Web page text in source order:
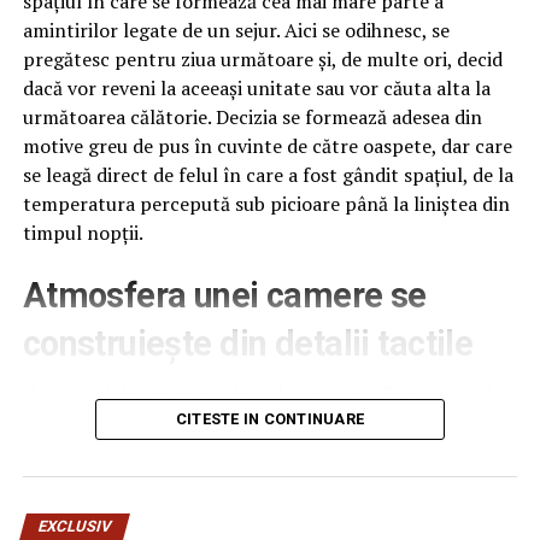
Doar domnului C. Ganea sau sa intocmeasca
cereri cu “dop” si la alte partide? Vom reveni.
(Cerasela N.).
089_29.03.2018_vanzare_teren_independentei_30
ArticolulEXCLUSIV/SE PRIVATIZEAZA-SE VINDE
Euro/m.p, mai ieftin ca in Cartierul Albert sau ca in
zonele marginase
apare prima dată înZiarul Incisiv de
ARTICOLE PE ACEIASI TEMA: PRIMA
EXPLOZIV/Soros, platit de PSD! A ajuns pur si simplu sa-i
injure pe liderii pesedisti pe banii lor! – Comisarul de
amintirilor legate de un sejur. Aici se odihnesc, se
pregătesc pentru ziua următoare și, de multe ori, decid
dacă vor reveni la aceeași unitate sau vor căuta alta la
următoarea călătorie. Decizia se formează adesea din
motive greu de pus în cuvinte de către oaspete, dar care
se leagă direct de felul în care a fost gândit spațiul, de la
temperatura percepută sub picioare până la liniștea din
timpul nopții.
Atmosfera unei camere se
construiește din detalii tactile
Contactul direct cu pardoseala este una dintre primele
senzații fizice pe care le are un oaspete atunci când
pe drum, seara târziu. Textura și moliciunea potrivite,
oferite democheta hotel
CITESTE IN CONTINUARE
EXCLUSIV